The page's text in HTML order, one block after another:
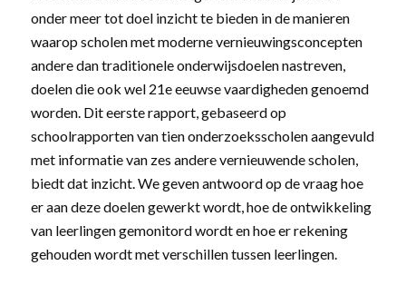
onder meer tot doel inzicht te bieden in de manieren
waarop scholen met moderne vernieuwingsconcepten
andere dan traditionele onderwijsdoelen nastreven,
doelen die ook wel 21e eeuwse vaardigheden genoemd
worden. Dit eerste rapport, gebaseerd op
schoolrapporten van tien onderzoeksscholen aangevuld
met informatie van zes andere vernieuwende scholen,
biedt dat inzicht. We geven antwoord op de vraag hoe
er aan deze doelen gewerkt wordt, hoe de ontwikkeling
van leerlingen gemonitord wordt en hoe er rekening
gehouden wordt met verschillen tussen leerlingen.